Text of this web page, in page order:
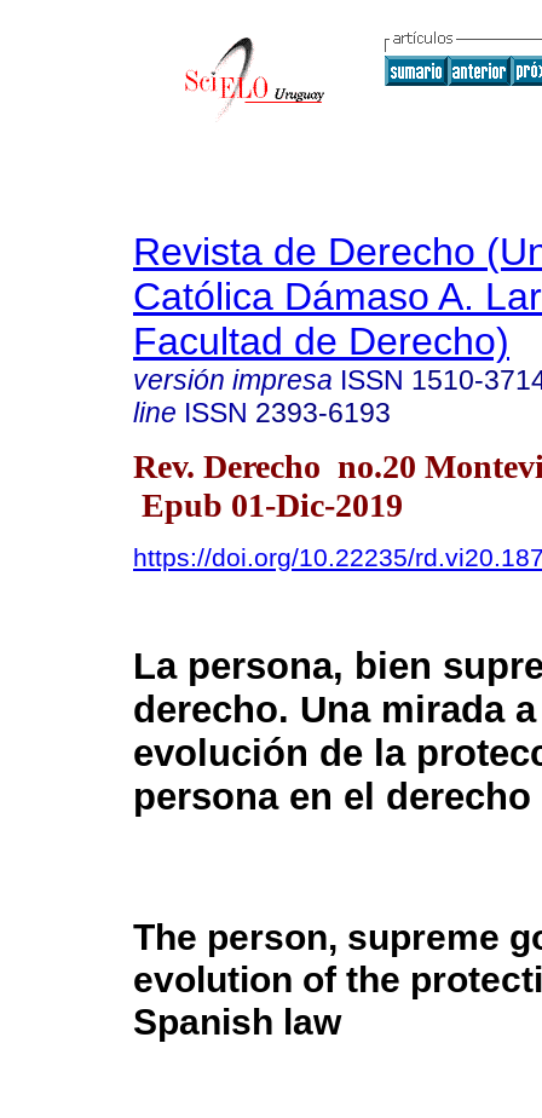
Revista de Derecho
Católica Dámaso A.
Facultad de Derecho)
versión impresa ISSN 1510-
line ISSN 2393-6193
Rev. Derecho no.20
Epub 01-Dic-2019
https://doi.org/10.22235/
La persona, bien
derecho. Una mirada
evolución de la
persona en el
The person, supreme
evolution of the
Spanish law